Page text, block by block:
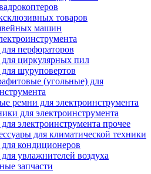
товаров
машин
перфораторов
для циркулярных пил
для шуруповертов
(угольные) для
ремни для электроинструмента
для электроинструмента
электроинструмента прочее
для климатической техники
для кондиционеров
увлажнителей воздуха
запчасти